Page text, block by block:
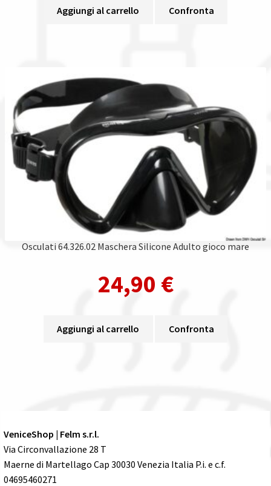
Aggiungi al carrello Confronta
Osculati 64.326.02 Maschera Silicone Adulto gioco mare
24,90 €
Aggiungi al carrello Confronta
VeniceShop | Felm s.r.l.
Via Circonvallazione 28 T
Maerne di Martellago Cap 30030 Venezia Italia P.i. e c.f.
04695460271